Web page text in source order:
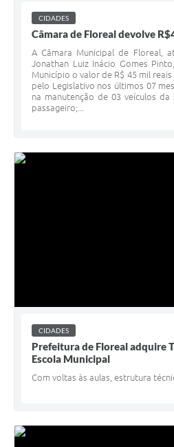
CIDADES
Câmara de Floreal devolve
A Câmara Municipal de Floreal,
Jonathan Luiz Inácio Gomes
Município o valor de R$ 45 mil
pelo Legislativo nos últimos 07
na manutenção de 03 veículos da
passageiro;...
CIDADES
Prefeitura de Floreal adquire
Escola Municipal
Com voltas às aulas, estrutura